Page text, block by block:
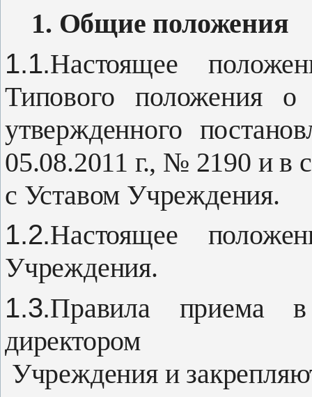
1. Общие положения
1.1.Настоящее
Типового по­ложения о
утвержденного
05.08.2011 г., № 2190 и в
с Уставом Учреждения.
1.2.Настоящее
Учрежде­ния.
1.3.Правила приема в
директором
Учреждения и